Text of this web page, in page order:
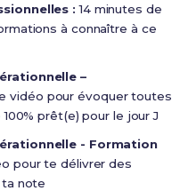
: 14 minutes de
à connaître à ce
–
vidéo pour évoquer toutes
prêt(e) pour le jour J
- Formation
pour te délivrer des
note